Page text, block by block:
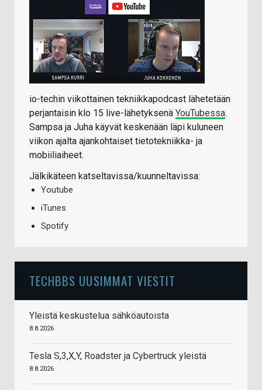
io-techin viikottainen tekniikkapodcast lähetetään
perjantaisin klo 15 live-lähetyksenä YouTubessa.
Sampsa ja Juha käyvät keskenään läpi kuluneen
viikon ajalta ajankohtaiset tietotekniikka- ja
mobiiliaiheet.
Jälkikäteen katseltavissa/kuunneltavissa:
Youtube
iTunes
Spotify
TECHBBS UUSIMMAT VIESTIT
Yleistä keskustelua sähköautoista
8.8.2026
Tesla S,3,X,Y, Roadster ja Cybertruck yleistä
8.8.2026